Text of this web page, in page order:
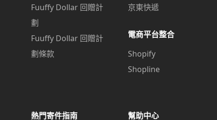
Fuuffy Dollar 回贈計
劃
Fuuffy Dollar 回贈計
劃條款
京東快遞
電商平台整合
Shopify
Shopline
熱門寄件指南
幫助中心